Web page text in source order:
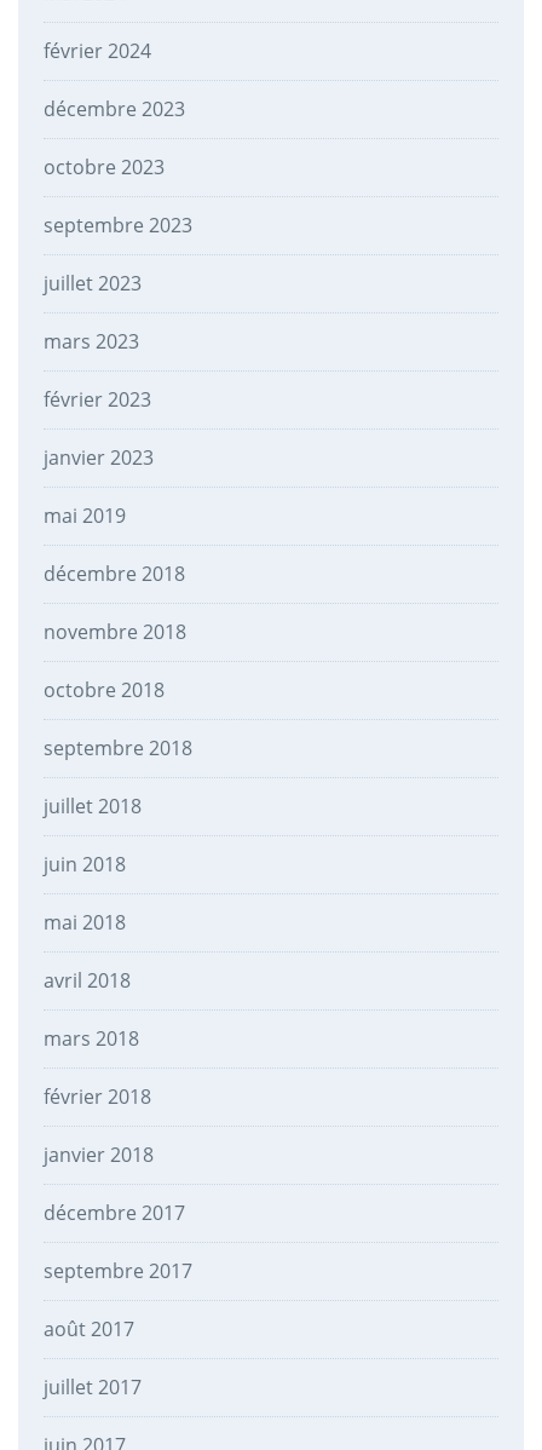
février 2024
décembre 2023
octobre 2023
septembre 2023
juillet 2023
mars 2023
février 2023
janvier 2023
mai 2019
décembre 2018
novembre 2018
octobre 2018
septembre 2018
juillet 2018
juin 2018
mai 2018
avril 2018
mars 2018
février 2018
janvier 2018
décembre 2017
septembre 2017
août 2017
juillet 2017